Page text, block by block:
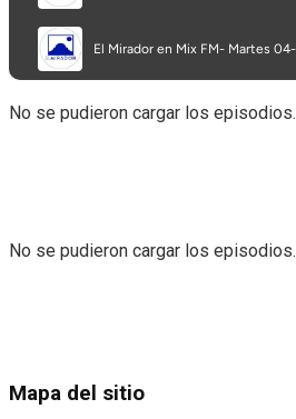
View All Result
No se pudieron cargar los episodios.
No se pudieron cargar los episodios.
Mapa del sitio